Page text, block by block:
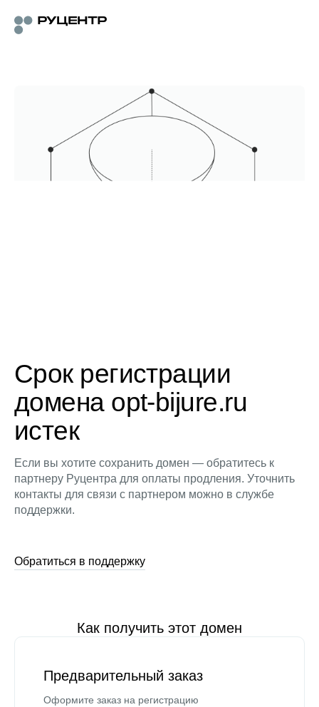
Срок регистрации
домена opt-bijure.ru
истек
Если вы хотите сохранить домен — обратитесь к
партнеру Руцентра для оплаты продления. Уточнить
контакты для связи с партнером можно в службе
поддержки.
Обратиться в поддержку
Как получить этот домен
Предварительный заказ
Оформите заказ на регистрацию